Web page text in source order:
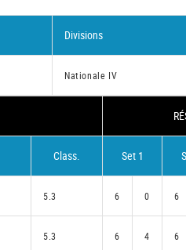
Divisions
Nationale IV
Class. Set 1
5.3 6 0 6
5.3 6 4 6